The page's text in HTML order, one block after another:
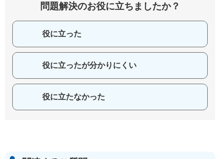
問題解決のお役に立ちましたか？
役に立った
役に立ったが分かりにくい
役に立たなかった